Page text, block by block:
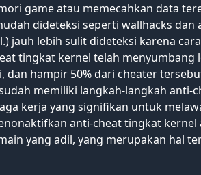
game atau memecahkan data
dideteksi seperti wallhacks dan
jauh lebih sulit dideteksi karena
tingkat kernel telah menyumbang
dan hampir 50% dari cheater
memiliki langkah-langkah anti-
kerja yang signifikan untuk
anti-cheat tingkat kernel
yang adil, yang merupakan hal